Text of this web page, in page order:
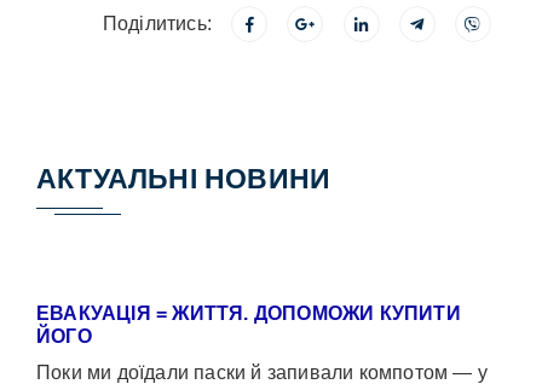
Поділитись:
АКТУАЛЬНІ НОВИНИ
ЕВАКУАЦІЯ = ЖИТТЯ. ДОПОМОЖИ КУПИТИ
ЙОГО
Поки ми доїдали паски й запивали компотом — у